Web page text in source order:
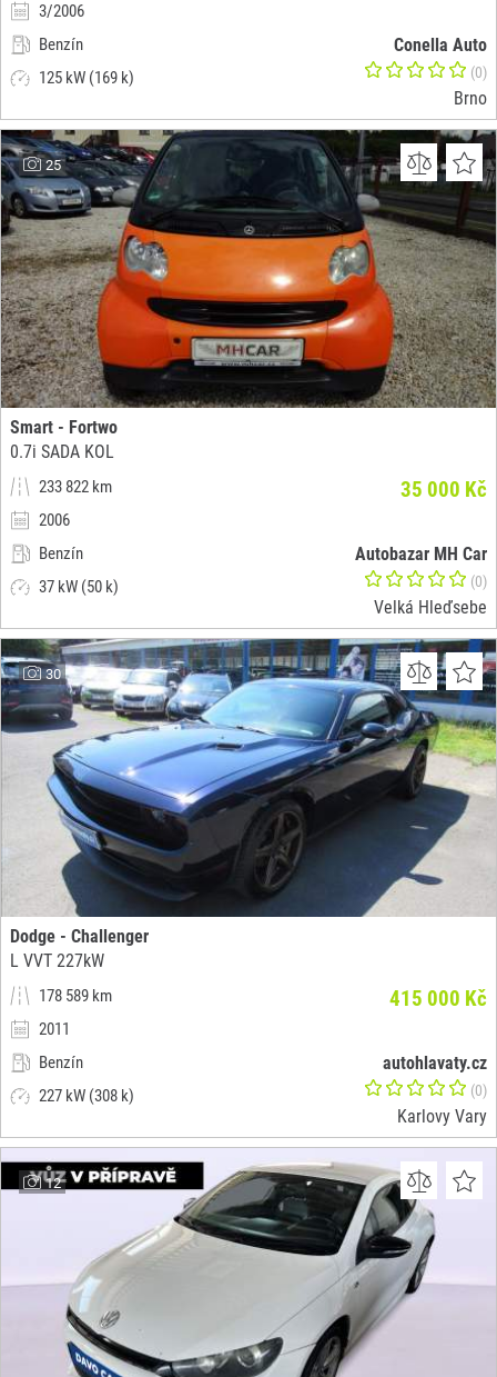
3/2006
Benzín
125 kW (169 k)
Conella Auto
(0)
Brno
25
Smart - Fortwo
0.7i SADA KOL
233 822 km
2006
Benzín
37 kW (50 k)
35 000 Kč
Autobazar MH Car
(0)
Velká Hleďsebe
30
Dodge - Challenger
L VVT 227kW
178 589 km
2011
Benzín
227 kW (308 k)
415 000 Kč
autohlavaty.cz
(0)
Karlovy Vary
12